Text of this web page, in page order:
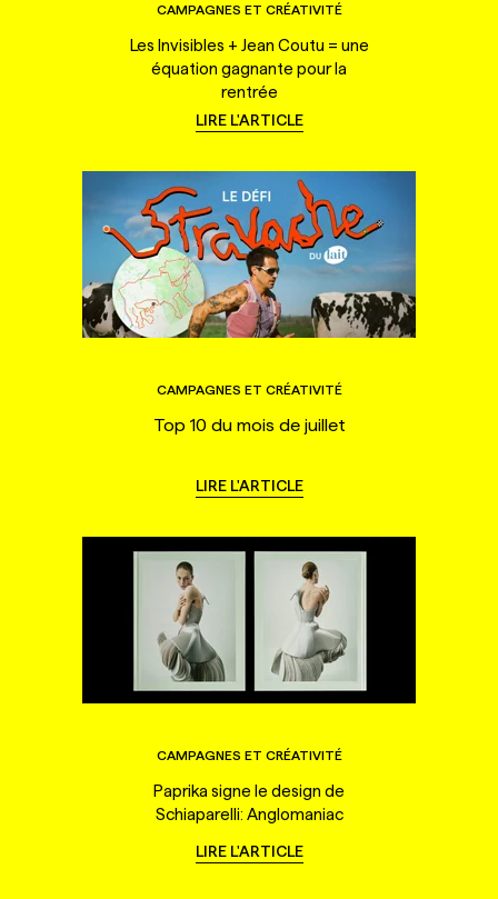
CAMPAGNES ET CRÉATIVITÉ
Les Invisibles + Jean Coutu = une
équation gagnante pour la
rentrée
LIRE L'ARTICLE
CAMPAGNES ET CRÉATIVITÉ
Top 10 du mois de juillet
LIRE L'ARTICLE
CAMPAGNES ET CRÉATIVITÉ
Paprika signe le design de
Schiaparelli: Anglomaniac
LIRE L'ARTICLE